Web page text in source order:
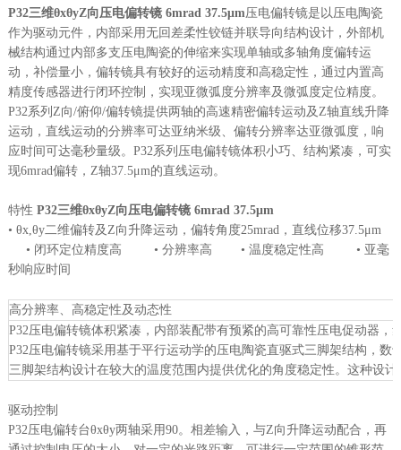
P32三维θxθyZ向压电偏转镜 6mrad 37.5μm压电偏转镜是以压电陶瓷
作为驱动元件，内部采用无回差柔性铰链并联导向结构设计，外部机
械结构通过内部多支压电陶瓷的伸缩来实现单轴或多轴角度偏转运
动，补偿量小，偏转镜具有较好的运动精度和高稳定性，通过内置高
精度传感器进行闭环控制，实现亚微弧度分辨率及微弧度定位精度。
P32系列Z向/俯仰/偏转镜提供两轴的高速精密偏转运动及Z轴直线升降
运动，直线运动的分辨率可达亚纳米级、偏转分辨率达亚微弧度，响
应时间可达毫秒量级。P32系列压电偏转镜体积小巧、结构紧凑，可实
现6mrad偏转，Z轴37.5μm的直线运动。
特性 P32三维θxθyZ向压电偏转镜 6mrad 37.5μm
• θx,θy二维偏转及Z向升降运动，偏转角度25mrad，直线位移37.5μm
• 闭环定位精度高 • 分辨率高 • 温度稳定性高 • 亚毫
秒响应时间
高分辨率、高稳定性及动态性
P32压电偏转镜体积紧凑，内部装配带有预紧的高可靠性压电促动器
P32压电偏转镜采用基于平行运动学的压电陶瓷直驱式三脚架结构，
三脚架结构设计在较大的温度范围内提供优化的角度稳定性。这种设
驱动控制
P32压电偏转台θxθy两轴采用90。相差输入，与Z向升降运动配合，再